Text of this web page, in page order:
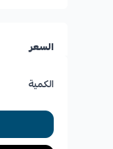
السعر
الكمية